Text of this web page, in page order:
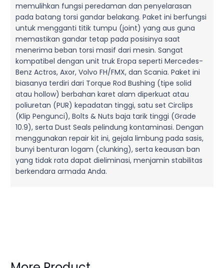
memulihkan fungsi peredaman dan penyelarasan
pada batang torsi gandar belakang. Paket ini berfungsi
untuk mengganti titik tumpu (joint) yang aus guna
memastikan gandar tetap pada posisinya saat
menerima beban torsi masif dari mesin. Sangat
kompatibel dengan unit truk Eropa seperti Mercedes-
Benz Actros, Axor, Volvo FH/FMX, dan Scania. Paket ini
biasanya terdiri dari Torque Rod Bushing (tipe solid
atau hollow) berbahan karet alam diperkuat atau
poliuretan (PUR) kepadatan tinggi, satu set Circlips
(Klip Pengunci), Bolts & Nuts baja tarik tinggi (Grade
10.9), serta Dust Seals pelindung kontaminasi. Dengan
menggunakan repair kit ini, gejala limbung pada sasis,
bunyi benturan logam (clunking), serta keausan ban
yang tidak rata dapat dieliminasi, menjamin stabilitas
berkendara armada Anda.